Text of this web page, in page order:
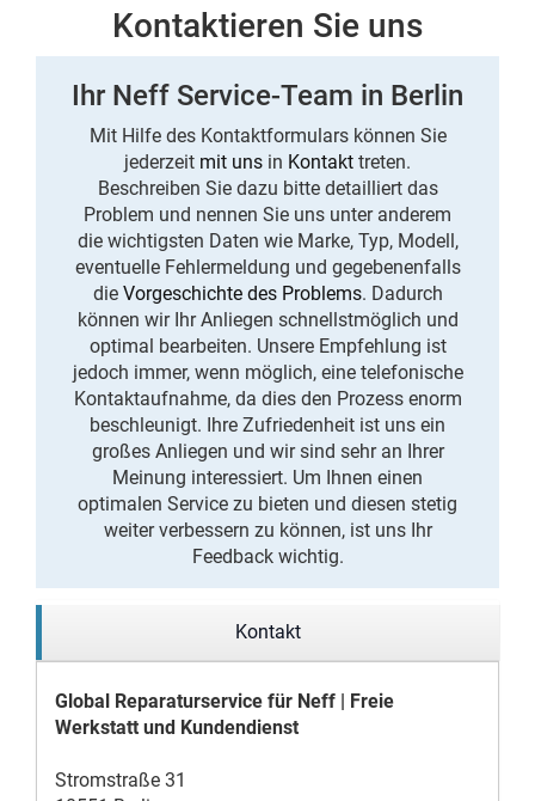
Kontaktieren Sie uns
Ihr Neff Service-Team in Berlin
Mit Hilfe des Kontaktformulars können Sie
jederzeit mit uns in Kontakt treten.
Beschreiben Sie dazu bitte detailliert das
Problem und nennen Sie uns unter anderem
die wichtigsten Daten wie Marke, Typ, Modell,
eventuelle Fehlermeldung und gegebenenfalls
die Vorgeschichte des Problems. Dadurch
können wir Ihr Anliegen schnellstmöglich und
optimal bearbeiten. Unsere Empfehlung ist
jedoch immer, wenn möglich, eine telefonische
Kontaktaufnahme, da dies den Prozess enorm
beschleunigt. Ihre Zufriedenheit ist uns ein
großes Anliegen und wir sind sehr an Ihrer
Meinung interessiert. Um Ihnen einen
optimalen Service zu bieten und diesen stetig
weiter verbessern zu können, ist uns Ihr
Feedback wichtig.
Kontakt
Global Reparaturservice für Neff | Freie
Werkstatt und Kundendienst
Stromstraße 31